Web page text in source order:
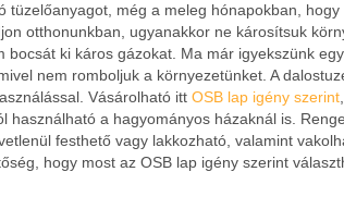
tüzelőanyagot, még a meleg hónapokban, hogy
otthonunkban, ugyanakkor ne károsítsuk
ki káros gázokat. Ma már igyekszünk
nem romboljuk a környezetünket. A
Vásárolható itt OSB lap igény szerint
a hagyományos házaknál is.
festhető vagy lakkozható, valamint
hogy most az OSB lap igény szerint